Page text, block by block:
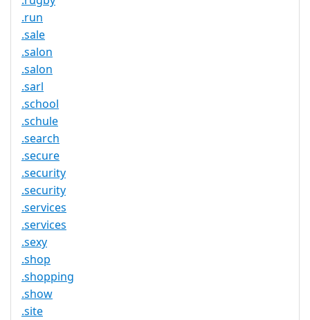
.run
.sale
.salon
.salon
.sarl
.school
.schule
.search
.secure
.security
.security
.services
.services
.sexy
.shop
.shopping
.show
.site